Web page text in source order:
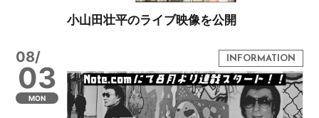
小山田壮平のライブ映像を公開
08/
03
MON